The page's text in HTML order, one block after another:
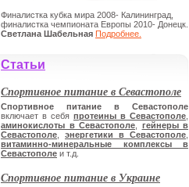
Финалистка кубка мира 2008- Калининград,
финалистка чемпионата Европы 2010- Донецк.
Светлана Шабельная Подробнее.
Статьи
Спортивное питание в Севастополе
Спортивное питание в Севастополе
включает в себя протеины в Севастополе
аминокислоты в Севастополе
гейнеры в
Севастополе
энергетики в Севастополе
витаминно-минеральные комплексы в
Севастополе и т.д.
Спортивное питание в Украине